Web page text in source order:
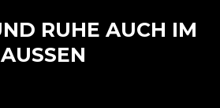
AUSSEN